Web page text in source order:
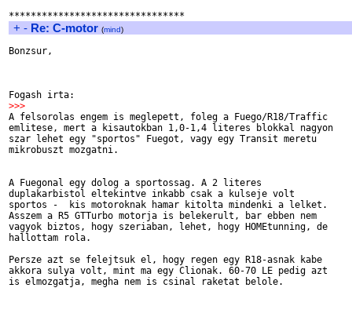
+ - Re: C-motor (mind)
Bonzsur,
>>>
A felsorolas engem is meglepett, foleg a Fuego/R18/Traffic
emlitese, mert a kisautokban 1,0-1,4 literes blokkal nagyon
szar lehet egy "sportos" Fuegot, vagy egy Transit meretu
mikrobuszt mozgatni.
A Fuegonal egy dolog a sportossag. A 2 literes
duplakarbistol eltekintve inkabb csak a kulseje volt
sportos -  kis motoroknak hamar kitolta mindenki a lelket.
Asszem a R5 GTTurbo motorja is belekerult, bar ebben nem
vagyok biztos, hogy szeriaban, lehet, hogy HOMEtunning, de
hallottam rola.
Persze azt se felejtsuk el, hogy regen egy R18-asnak kabe
akkora sulya volt, mint ma egy Clionak. 60-70 LE pedig azt
is elmozgatja, megha nem is csinal raketat belole.